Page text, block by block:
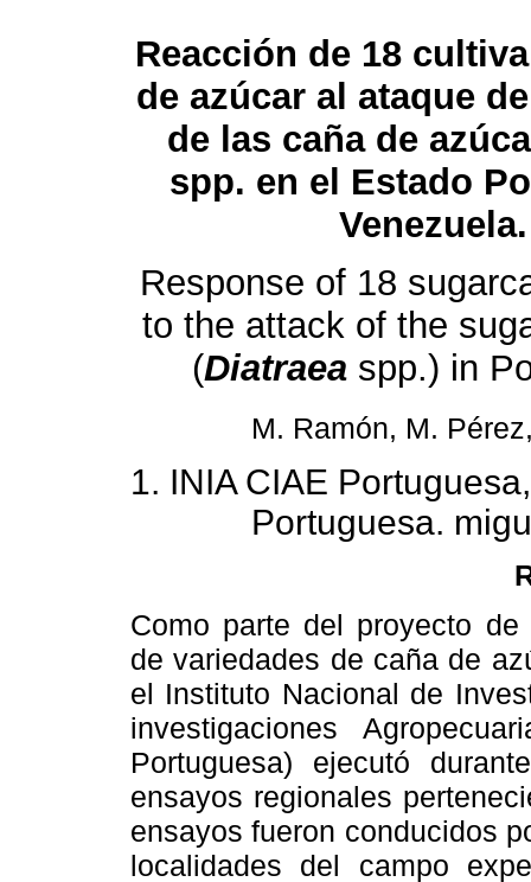
Reacción de 18
de azúcar al ataque
de las caña de
spp. en el Estado
Venezuela.
Response of 18
to the attack of the
(Diatraeaspp.) in
M. Ramón, M.
1. INIA CIAE
Portuguesa.
Como parte del proyecto
de variedades de caña de
el Instituto Nacional de
investigaciones
Portuguesa) ejecutó
ensayos regionales
ensayos fueron conducidos
localidades del campo